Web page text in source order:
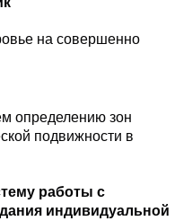
на совершенно
определению зон
подвижности в
работы с
индивидуальной